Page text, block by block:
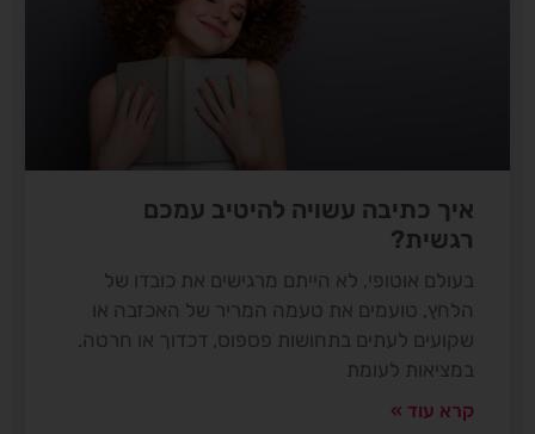
איך כתיבה עשויה להיטיב עמכם
רגשית?
בעולם אוטופי, לא הייתם מרגישים את כובדו של
הלחץ, טועמים את טעמה המריר של האכזבה או
שקועים לעתים בתחושות פספוס, דכדוך או חרטה.
במציאות לעומת
קרא עוד »